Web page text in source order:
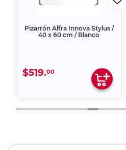
Pizarrón Alfra Innova Stylus /
40 x 60 cm / Blanco
$519.00